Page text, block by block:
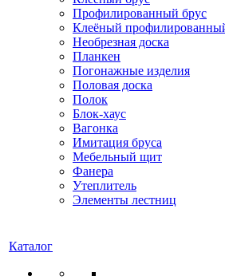
Профилированный брус
Клеёный
Необрезная доска
Планкен
Погонажные изделия
Половая доска
Полок
Блок-хаус
Вагонка
Имитация бруса
Мебельный щит
Фанера
Утеплитель
Элементы лестниц
Каталог